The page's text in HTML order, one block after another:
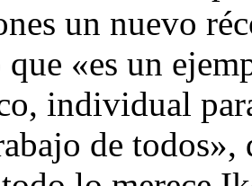
un nuevo
que «es un
individual
de